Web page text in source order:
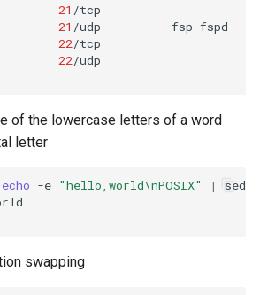
21 /tcp
21 /udp fsp fspd
22/tcp
22/udp
of the lowercase letters of a word
letter
echo -e "hello,world\nPOSIX" | sed
swapping